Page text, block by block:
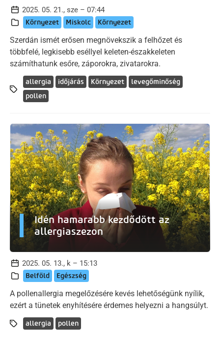
2025. 05. 21., sze – 07:44
Környezet Miskolc Környezet
Szerdán ismét erősen megnövekszik a felhőzet és
többfelé, legkisebb eséllyel keleten-északkeleten
számíthatunk esőre, záporokra, zivatarokra.
allergia időjárás Környezet
levegőminőség
pollen
Idén hamarabb kezdődött az
allergiaszezon
2025. 05. 13., k – 15:13
Belföld Egészség
A pollenallergia megelőzésére kevés lehetőségünk nyílik,
ezért a tünetek enyhítésére érdemes helyezni a hangsúlyt.
allergia pollen